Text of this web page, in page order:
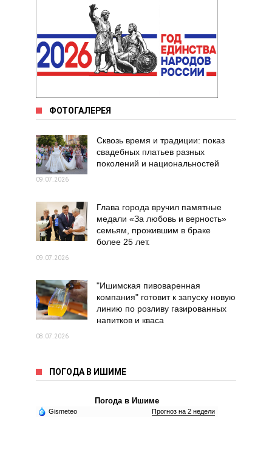
ФОТОГАЛЕРЕЯ
Сквозь время и традиции: показ
свадебных платьев разных
поколений и национальностей
09.07.2026
Глава города вручил памятные
медали «За любовь и верность»
семьям, прожившим в браке
более 25 лет.
09.07.2026
"Ишимская пивоваренная
компания" готовит к запуску новую
линию по розливу газированных
напитков и кваса
08.07.2026
ПОГОДА В ИШИМЕ
Погода в Ишиме
Gismeteo Прогноз на 2 недели